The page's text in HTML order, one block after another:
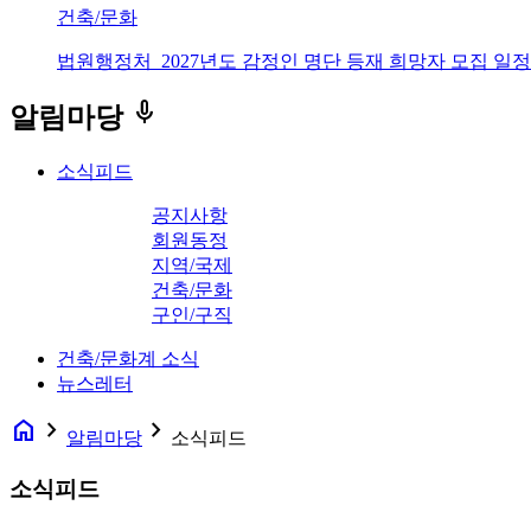
건축/문화
법원행정처_2027년도 감정인 명단 등재 희망자 모집 일
알림마당 keyboard_voice
소식피드
공지사항
회원동정
지역/국제
건축/문화
구인/구직
건축/문화계 소식
뉴스레터
home navigate_next 알림마당 navigate_next 소식피드
소식피드